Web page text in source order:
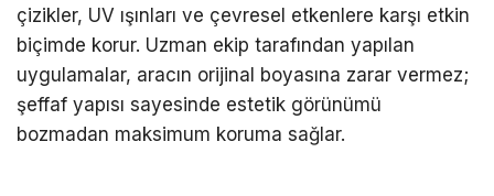
çizikler, UV ışınları ve çevresel etkenlere karşı etkin
biçimde korur. Uzman ekip tarafından yapılan
uygulamalar, aracın orijinal boyasına zarar vermez;
şeffaf yapısı sayesinde estetik görünümü
bozmadan maksimum koruma sağlar.